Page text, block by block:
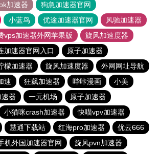
加速器
狗急加速器官网
小蓝鸟 优途加速器官网
风驰加速器
vps加速器外网苹果版
旋风加速度器
加速器官网入口
原子加速器
檬加速器 旋风加速度器
外网网址导航
速 狂飙加速器 哔咔漫画
小美
器 一元机场
原子加速器
小猫咪crash加速器
快喵vpv加速器
慧通下载站 红海pro加速器
优云666
机外国加速器官网 旋风pvn加速器